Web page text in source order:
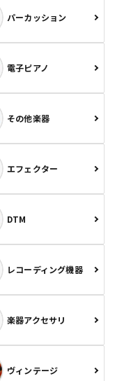
パーカッション
電子ピアノ
その他楽器
エフェクター
DTM
レコーディング機器
楽器アクセサリ
ヴィンテージ